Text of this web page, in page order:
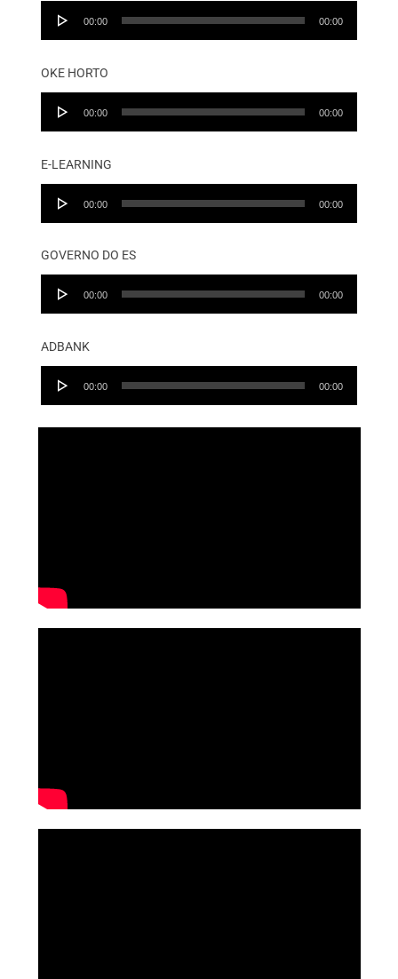
Audio
00:00 00:00
OKE HORTO
Audio
00:00 00:00
E-LEARNING
Audio
00:00 00:00
GOVERNO DO ES
Audio
00:00 00:00
ADBANK
Audio
00:00 00:00